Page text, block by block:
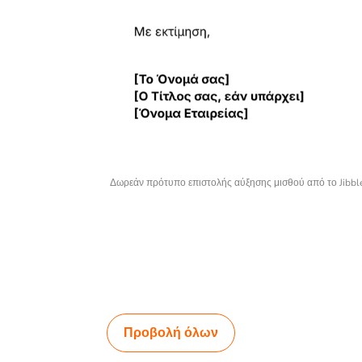
Δωρεάν πρότυπο επιστολής αύξησης μισθού από το
Προβολή όλων